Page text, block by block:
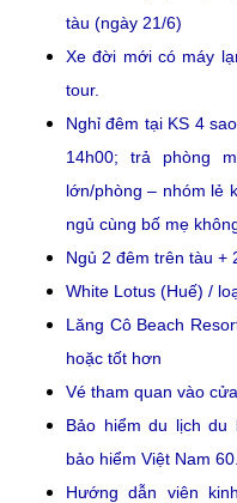
tàu (ngày 21/6)
Xe đời mới có máy
tour.
Nghỉ đêm tại KS 4
14h00; trả phòng
lớn/phòng – nhóm lẻ
ngủ cùng bố mẹ
Ngủ 2 đêm trên tàu +
White Lotus (Huế) /
Lăng Cô Beach
hoặc tốt hơn
Vé tham quan vào
Bảo hiểm du lịch du
bảo hiểm Việt Nam
Hướng dẫn viên